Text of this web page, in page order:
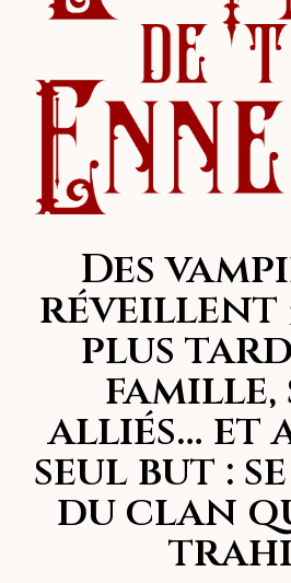
Des
réveillent
plus
famille,
alliés… et
seul but :
du clan